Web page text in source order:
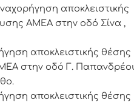
αποκλειστικής
ΑΜΕΑ στην οδό Σίνα ,
αποκλειστικής θέσης
στην οδό Γ.
αποκλειστικής θέσης